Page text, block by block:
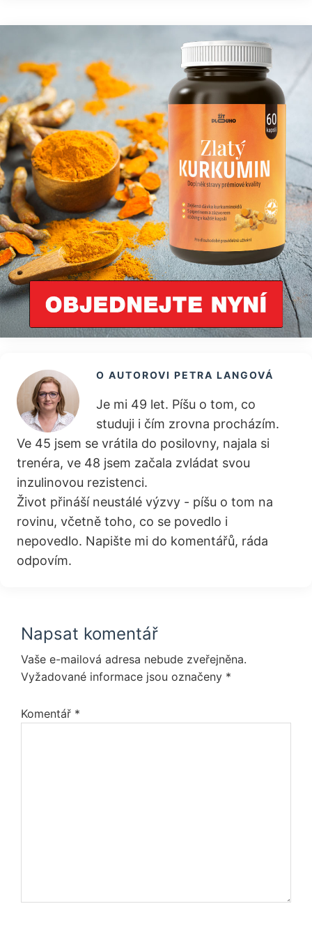
O AUTOROVI PETRA LANGOVÁ
Je mi 49 let. Píšu o tom, co
studuji i čím zrovna procházím.
Ve 45 jsem se vrátila do posilovny, najala si
trenéra, ve 48 jsem začala zvládat svou
inzulinovou rezistenci.
Život přináší neustálé výzvy - píšu o tom na
rovinu, včetně toho, co se povedlo i
nepovedlo. Napište mi do komentářů, ráda
odpovím.
Interactions
Napsat komentář
Vaše e-mailová adresa nebude zveřejněna.
Vyžadované informace jsou označeny *
Komentář *